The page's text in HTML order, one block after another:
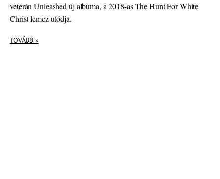
veterán Unleashed új albuma, a 2018-as The Hunt For White
Christ lemez utódja.
TOVÁBB »